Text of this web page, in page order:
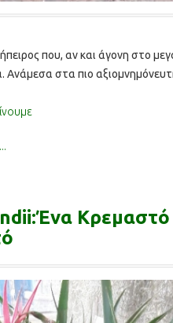
που, αν και άγονη στο
Ανάμεσα στα πιο
Κρεμαστό